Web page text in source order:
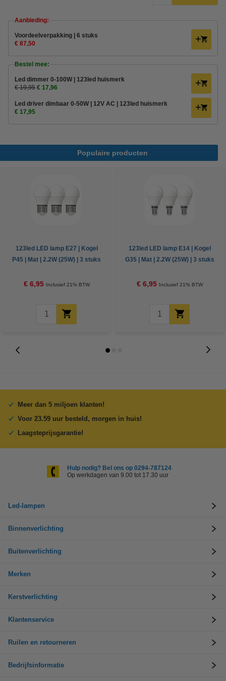
Aanbieding:
Voordeelverpakking | 6 stuks
€ 87,50
Bestel mee:
Led dimmer 0-100W | 123led huismerk
€ 19,95 € 17,96
Led driver dimbaar 0-50W | 12V AC | 123led huismerk
€ 17,95
Populaire producten
123led LED lamp E27 | Kogel
P45 | Mat | 2.2W (25W) | 3 stuks
€ 6,95 Inclusief 21% BTW
123led LED lamp E14 | Kogel
G35 | Mat | 2.2W (25W) | 3 stuks
€ 6,95 Inclusief 21% BTW
Meer dan 5 miljoen klanten!
Voor 23.59 uur besteld, morgen in huis!
Laagsteprijsgarantie!
Hulp nodig? Bel ons op 0294-787124
Op werkdagen van 9.00 tot 17.30 uur
Led-lampen
Binnenverlichting
Buitenverlichting
Merken
Kerstverlichting
Klantenservice
Ruilen en retourneren
Bedrijfsinformatie